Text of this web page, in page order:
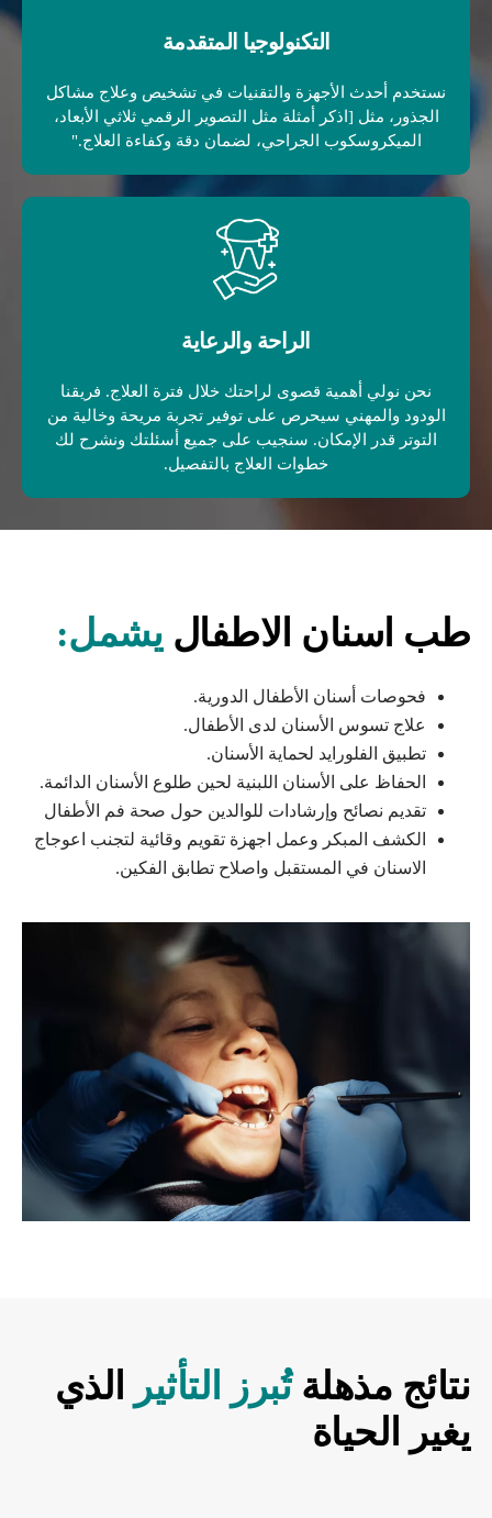
التكنولوجيا المتقدمة
نستخدم أحدث الأجهزة والتقنيات في تشخيص وعلاج مشاكل
الجذور، مثل [اذكر أمثلة مثل التصوير الرقمي ثلاثي الأبعاد،
الميكروسكوب الجراحي، لضمان دقة وكفاءة العلاج."
الراحة والرعاية
نحن نولي أهمية قصوى لراحتك خلال فترة العلاج. فريقنا
الودود والمهني سيحرص على توفير تجربة مريحة وخالية من
التوتر قدر الإمكان. سنجيب على جميع أسئلتك ونشرح لك
خطوات العلاج بالتفصيل.
طب اسنان الاطفال يشمل:
فحوصات أسنان الأطفال الدورية.
علاج تسوس الأسنان لدى الأطفال.
تطبيق الفلورايد لحماية الأسنان.
الحفاظ على الأسنان اللبنية لحين طلوع الأسنان الدائمة.
تقديم نصائح وإرشادات للوالدين حول صحة فم الأطفال
الكشف المبكر وعمل اجهزة تقويم وقائية لتجنب اعوجاج
الاسنان في المستقبل واصلاح تطابق الفكين.
نتائج مذهلةتُبرز التأثير
الذي
يغير الحياة